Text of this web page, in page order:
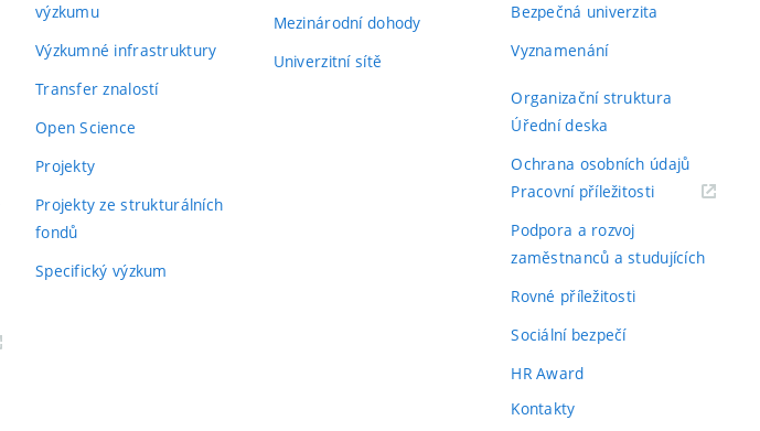
výzkumu
Výzkumné infrastruktury
Transfer znalostí
Open Science
Projekty
Projekty ze strukturálních
fondů
Specifický výzkum
Mezinárodní dohody
Univerzitní sítě
Bezpečná univerzita
Vyznamenání
Organizační struktura
Úřední deska
Ochrana osobních údajů
Pracovní příležitosti(externí
Podpora a rozvoj
zaměstnanců a studujících
Rovné příležitosti
Sociální bezpečí
HR Award
Kontakty